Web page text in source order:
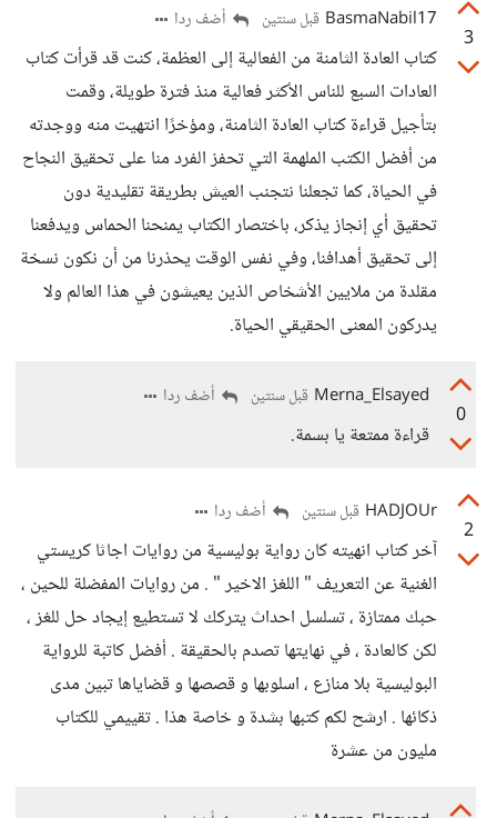
3
BasmaNabil17 قبل سنتين أضف ردا
كتاب العادة الثامنة من الفعالية إلى العظمة، كنت قد قرأت كتاب
العادات السبع للناس الأكثر فعالية منذ فترة طويلة، وقمت
بتأجيل قراءة كتاب العادة الثامنة، ومؤخرًا انتهيت منه ووجدته
من أفضل الكتب الملهمة التي تحفز الفرد منا على تحقيق النجاح
في الحياة، كما تجعلنا نتجنب العيش بطريقة تقليدية دون
تحقيق أي إنجاز يذكر، باختصار الكتاب يمنحنا الحماس ويدفعنا
إلى تحقيق أهدافنا، وفي نفس الوقت يحذرنا من أن نكون نسخة
مقلدة من ملايين الأشخاص الذين يعيشون في هذا العالم ولا
يدركون المعنى الحقيقي الحياة.
0
Merna_Elsayed قبل سنتين أضف ردا
قراءة ممتعة يا بسمة.
2
HADJOUr قبل سنتين أضف ردا
آخر كتاب انهيته كان رواية بوليسية من روايات اجاثا كريستي
الغنية عن التعريف " اللغز الاخير " . من روايات المفضلة للحين ،
حبك ممتازة ، تسلسل احداث يتركك لا تستطيع إيجاد حل للغز ،
لكن كالعادة ، في نهايتها تصدم بالحقيقة . أفضل كاتبة للرواية
البوليسية بلا منازع ، اسلوبها و قصصها و قضاياها تبين مدى
ذكائها . ارشح لكم كتبها بشدة و خاصة هذا . تقييمي للكتاب
مليون من عشرة